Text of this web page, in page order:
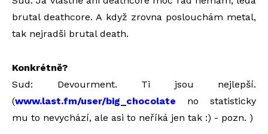
brutal deathcore. A když zrovna poslouchám metal,
tak nejradši brutal death.
Konkrétně?
Sud: Devourment. Ti jsou nejlepší.
(www.last.fm/user/big_chocolate no statisticky
mu to nevychází, ale asi to neříká jen tak :) - pozn. )